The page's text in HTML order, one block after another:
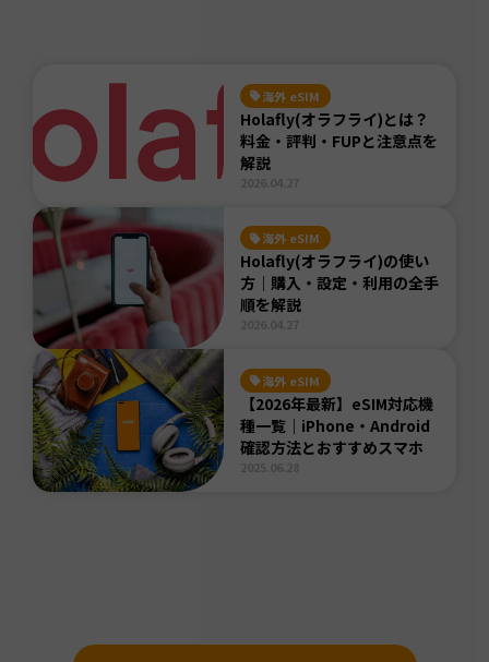
海外 eSIM
Holafly(オラフライ)とは？
料金・評判・FUPと注意点を
解説
海外 eSIM
Holafly(オラフライ)の使い
方｜購入・設定・利用の全手
順を解説
海外 eSIM
【2026年最新】eSIM対応機
種一覧｜iPhone・Android
確認方法とおすすめスマホ